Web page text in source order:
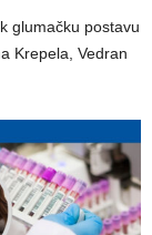
glumačku postavu
Krepela, Vedran